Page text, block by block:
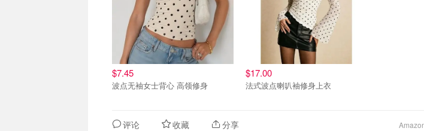
$7.45
波点无袖女士背心 高领修身
$17.00
法式波点喇叭袖修身上衣
评论 收藏 分享